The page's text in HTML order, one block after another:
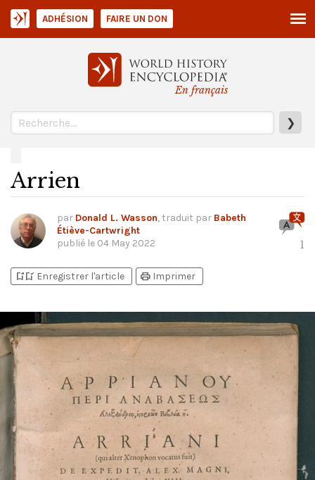
En français
❯
ADHÉSION FAIRE UN DON
Arrien
par Donald L. Wasson, traduit par Babeth
Étiève-Cartwright
publié le 04 May 2022 1
bookmark_addbookmark_added Enregistrer l'article print Imprimer